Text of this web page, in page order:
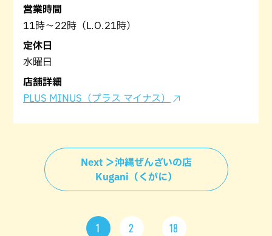
営業時間
11時～22時（L.O.21時）
定休日
水曜日
店舗詳細
PLUS MINUS（プラス マイナス）
Next ＞沖縄ぜんざいの店
Kugani（くがに）
1 2 18